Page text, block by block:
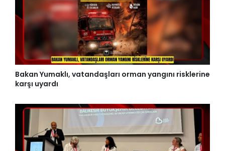
Bakan Yumaklı, vatandaşları orman yangını risklerine
karşı uyardı